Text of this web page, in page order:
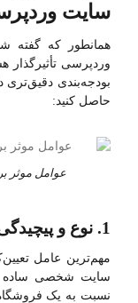
سایت
همانطور که گفته
وردپرسی
بودجه‌بندی دقیق‌تری
حاصل کنید:
عوامل موثر
1. نوع و پیچیدگی وب‌سایت
مهم‌ترین عامل
سایت شخصی ساده
نسبت به یک فروشگاه